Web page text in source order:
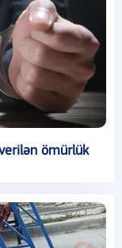
ömürlük